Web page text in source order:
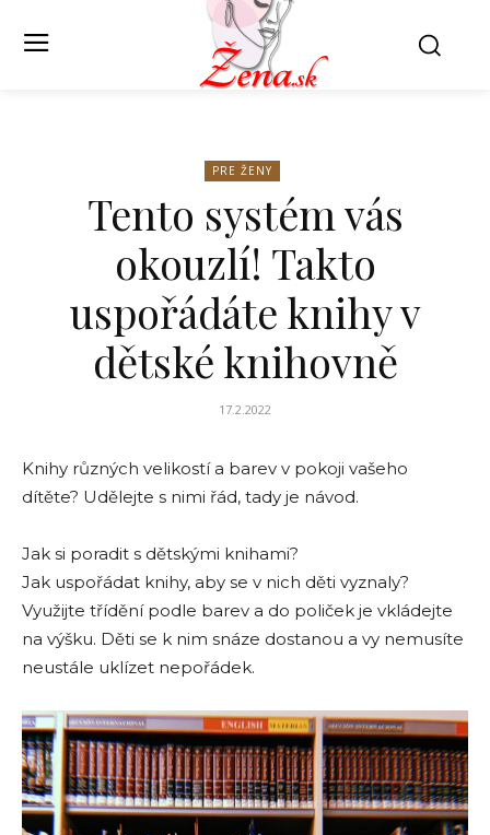
PRE ŽENY
Tento systém vás
okouzlí! Takto
uspořádáte knihy v
dětské knihovně
17.2.2022
Knihy různých velikostí a barev v pokoji vašeho
dítěte? Udělejte s nimi řád, tady je návod.
Jak si poradit s dětskými knihami?
Jak uspořádat knihy, aby se v nich děti vyznaly?
Využijte třídění podle barev a do poliček je vkládejte
na výšku. Děti se k nim snáze dostanou a vy nemusíte
neustále uklízet nepořádek.